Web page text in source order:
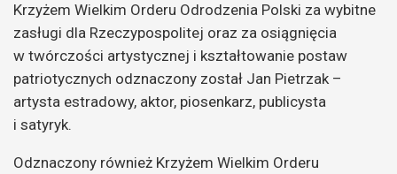
Krzyżem Wielkim Orderu Odrodzenia Polski za wybitne
zasługi dla Rzeczypospolitej oraz za osiągnięcia
w twórczości artystycznej i kształtowanie postaw
patriotycznych odznaczony został Jan Pietrzak –
artysta estradowy, aktor, piosenkarz, publicysta
i satyryk.
Odznaczony również Krzyżem Wielkim Orderu